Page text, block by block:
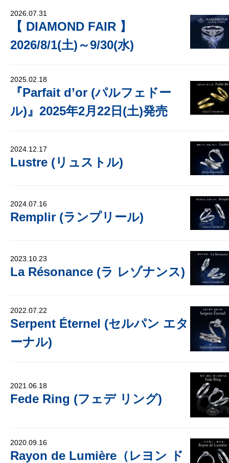
2026.07.31
【 DIAMOND FAIR 】
2026/8/1(土)～9/30(水)
2025.02.18
『Parfait d’or (パルフェドー
ル)』2025年2月22日(土)発売
2024.12.17
Lustre (リュストル)
2024.07.16
Remplir (ランプリール)
2023.10.23
La Résonance (ラ レゾナンス)
2022.07.22
Serpent Éternel (セルパン エタ
ーナル)
2021.06.18
Fede Ring (フェデ リング)
2020.09.16
Rayon de Lumière（レヨン ド